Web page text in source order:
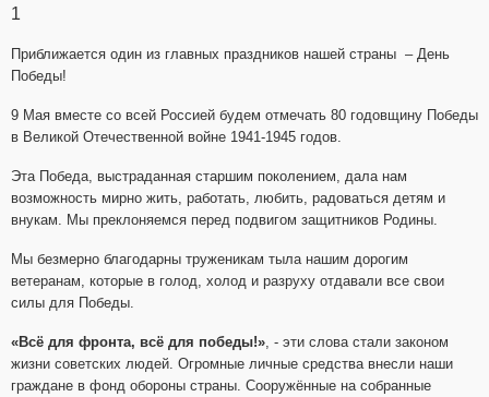
1
Приближается один из главных праздников нашей страны – День
Победы!
9 Мая вместе со всей Россией будем отмечать 80 годовщину Победы
в Великой Отечественной войне 1941-1945 годов.
Эта Победа, выстраданная старшим поколением, дала нам
возможность мирно жить, работать, любить, радоваться детям и
внукам. Мы преклоняемся перед подвигом защитников Родины.
Мы безмерно благодарны труженикам тыла нашим дорогим
ветеранам, которые в голод, холод и разруху отдавали все свои
силы для Победы.
«Всё для фронта, всё для победы!» , - эти слова стали законом
жизни советских людей. Огромные личные средства внесли наши
граждане в фонд обороны страны. Сооружённые на собранные